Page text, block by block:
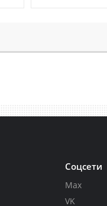
Соцсети
Max
VK